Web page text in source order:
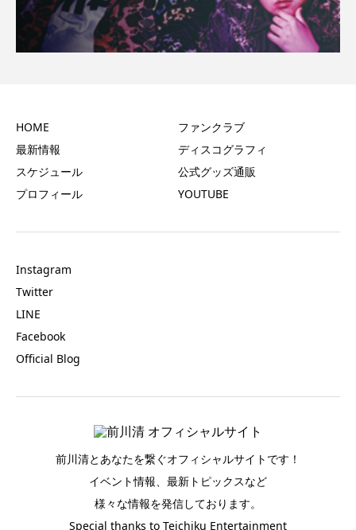
HOME
最新情報
スケジュール
プロフィール
ファンクラブ
ディスコグラフィ
公式グッズ通販
YOUTUBE
Instagram
Twitter
LINE
Facebook
Official Blog
前川清とあなたを繋ぐオフィシャルサイトです！
イベント情報、最新トピックスなど
様々な情報を発信しております。
Special thanks to Teichiku Entertainment